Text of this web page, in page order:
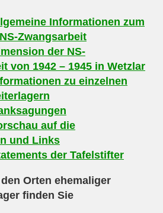
Informationen zum
Zwangsarbeit
der NS-
von 1942 – 1945 in Wetzlar
zu einzelnen
auf die
und Links
der Tafelstifter
Orten ehemaliger
finden Sie